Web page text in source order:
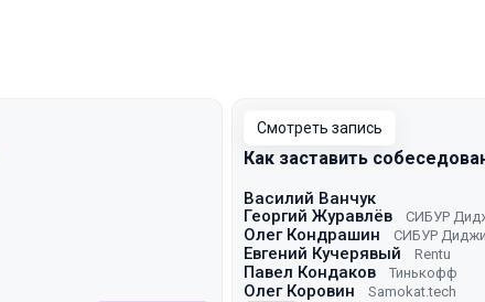
Смотреть запись
Как заставить
Василий Ванчук
Георгий Журавлёв
СИБУР
Олег Кондрашин СИБУР
Евгений Кучерявый Rentu
Павел Кондаков Тинькофф
Олег Коровин Samokat.tech